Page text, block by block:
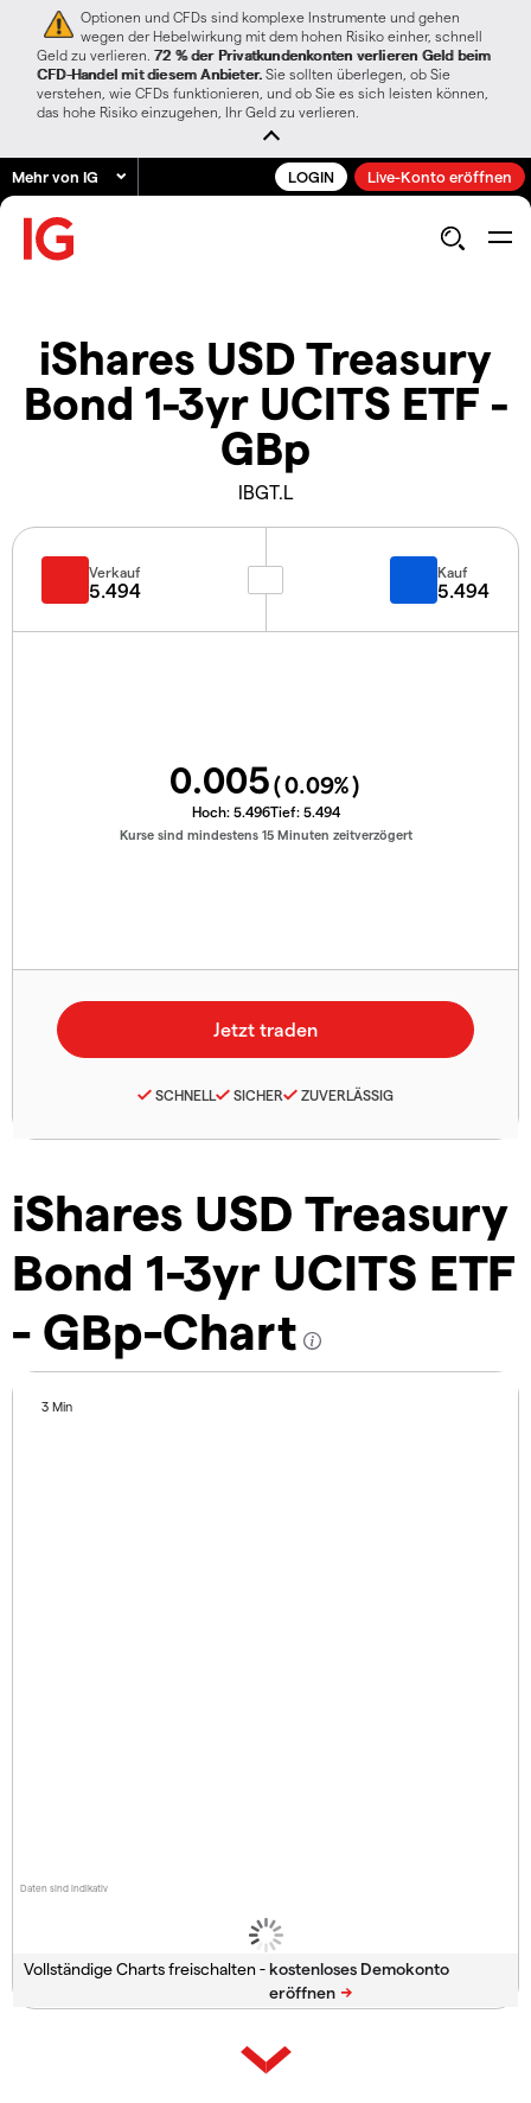
Optionen und CFDs sind komplexe Instrumente und gehen
wegen der Hebelwirkung mit dem hohen Risiko einher, schnell
Geld zu verlieren. 72 % der Privatkundenkonten verlieren Geld beim
CFD-Handel mit diesem Anbieter. Sie sollten überlegen, ob Sie
verstehen, wie CFDs funktionieren, und ob Sie es sich leisten können,
das hohe Risiko einzugehen, Ihr Geld zu verlieren.
Mehr von IG LOGIN Live-Konto eröffnen
iShares USD Treasury
Bond 1-3yr UCITS ETF -
GBp
IBGT.L
iShares USD Treasury
Bond 1-3yr UCITS ETF
- GBp-Chart
Daten sind indikativ
3 Min
Vollständige Charts freischalten -
Verkauf
5.494
Kauf
5.494
0.005(0.09%)
Hoch: 5.496Tief: 5.494
Kurse sind mindestens 15 Minuten zeitverzögert
SCHNELL SICHER ZUVERLÄSSIG